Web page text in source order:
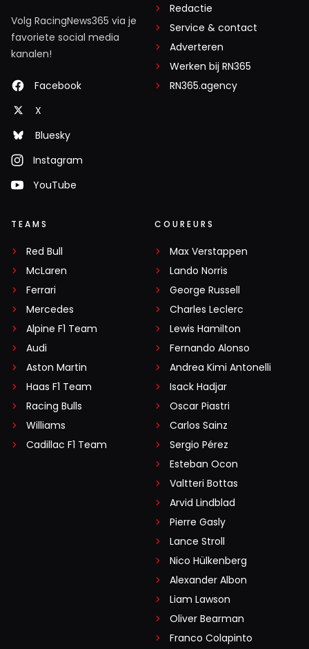
Volg RacingNews365 via je
favoriete social media
kanalen!
Facebook
X
Bluesky
Instagram
YouTube
Redactie
Service & contact
Adverteren
Werken bij RN365
RN365.agency
TEAMS
Red Bull
McLaren
Ferrari
Mercedes
Alpine F1 Team
Audi
Aston Martin
Haas F1 Team
Racing Bulls
Williams
Cadillac F1 Team
COUREURS
Max Verstappen
Lando Norris
George Russell
Charles Leclerc
Lewis Hamilton
Fernando Alonso
Andrea Kimi Antonelli
Isack Hadjar
Oscar Piastri
Carlos Sainz
Sergio Pérez
Esteban Ocon
Valtteri Bottas
Arvid Lindblad
Pierre Gasly
Lance Stroll
Nico Hülkenberg
Alexander Albon
Liam Lawson
Oliver Bearman
Franco Colapinto